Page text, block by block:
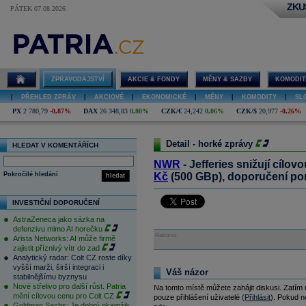
PÁTEK 07.08.2026
ZPRAVODAJSTVÍ AKCIE & FONDY MĚNY & SAZBY
PŘEHLED ZPRÁV AKCIOVÉ EKONOMICKÉ MĚNY KOMODITY
PX 2 780,79 -0,87% DAX 26 348,83 0,80% CZK/€ 24,242 0,06% CZK/$ 20,977 -0,26%
HLEDAT V KOMENTÁŘÍCH
hledat
Pokročilé hledání
INVESTIČNÍ DOPORUČENÍ
AstraZeneca jako sázka na
defenzivu mimo AI horečku
Arista Networks: AI může firmě
zajistit příznivý vítr do zad
Analytický radar: Colt CZ roste díky
vyšší marži, širší integraci i
stabilnějšímu byznysu
Nové střelivo pro další růst. Patria
mění cílovou cenu pro Colt CZ
Detail - horké zprávy
NWR - Jefferies snižují
Kč (500 GBp), doporučení
Reklama
Váš názor
Na tomto místě můžete zahájit diskusi.
pouze přihlášení uživatelé (Přihlásit). Pokud